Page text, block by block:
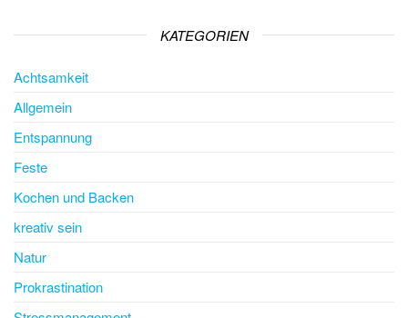
KATEGORIEN
Achtsamkeit
Allgemein
Entspannung
Feste
Kochen und Backen
kreativ sein
Natur
Prokrastination